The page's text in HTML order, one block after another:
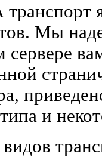
Мы
и